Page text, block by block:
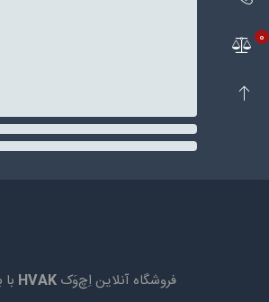
فروشگاه آنلاین اِچ‌وَک HVAK
0